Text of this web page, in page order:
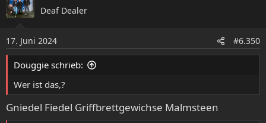
Deaf Dealer
17. Juni 2024 #6.350
Douggie schrieb:
Wer ist das,?
Gniedel Fiedel Griffbrettgewichse Malmsteen